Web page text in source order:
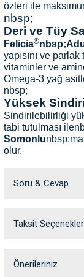
Temizlik
Ek Besinler
Kapları
Ek Besinleri
özleri ile
nbsp;
Deri ve Tüy
Felicia®
yapısını ve
vitaminler ve
Omega-3 yağ
nbsp;
Yüksek
Sindirilebilirliği
tabi tutulması
Somonlu
olur.
Felicia ®
yardımcı olur,
Baldo Pirinç,
(%5), Bira
Soru & Cevap
Ürün
Taksit
Önerileriniz